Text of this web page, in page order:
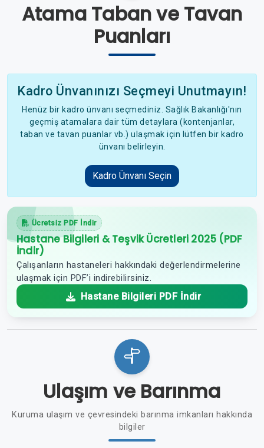
Atama Taban ve Tavan
Puanları
Kadro Ünvanınızı Seçmeyi Unutmayın!
Henüz bir kadro ünvanı seçmediniz. Sağlık Bakanlığı'nın
geçmiş atamalara dair tüm detaylara (kontenjanlar,
taban ve tavan puanlar vb.) ulaşmak için lütfen bir kadro
ünvanı belirleyin.
Kadro Ünvanı Seçin
Ücretsiz PDF İndir
Hastane Bilgileri & Teşvik Ücretleri 2025 (PDF
İndir)
Çalışanların hastaneleri hakkındaki değerlendirmelerine
ulaşmak için PDF’i indirebilirsiniz.
Hastane Bilgileri PDF İndir
Ulaşım ve Barınma
Kuruma ulaşım ve çevresindeki barınma imkanları hakkında
bilgiler